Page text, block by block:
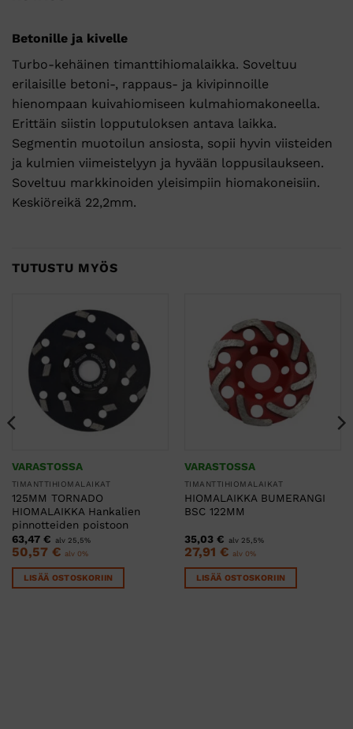
Betonille ja kivelle
Turbo-kehäinen timanttihiomalaikka. Soveltuu
erilaisille betoni-, rappaus- ja kivipinnoille
hienompaan kuivahiomiseen kulmahiomakoneella.
Erittäin siistin lopputuloksen antava laikka.
Segmentin muotoilun ansiosta, sopii hyvin viisteiden
ja kulmien viimeistelyyn ja hyvään loppusilaukseen.
Soveltuu markkinoiden yleisimpiin hiomakoneisiin.
Keskiöreikä 22,2mm.
TUTUSTU MYÖS
VARASTOSSA
TIMANTTIHIOMALAIKAT
125MM TORNADO
HIOMALAIKKA Hankalien
pinnotteiden poistoon
63,47 € alv 25,5%
50,57 € alv 0%
LISÄÄ OSTOSKORIIN
VARASTOSSA
TIMANTTIHIOMALAIKAT
HIOMALAIKKA BUMERANGI
BSC 122MM
35,03 € alv 25,5%
27,91 € alv 0%
LISÄÄ OSTOSKORIIN